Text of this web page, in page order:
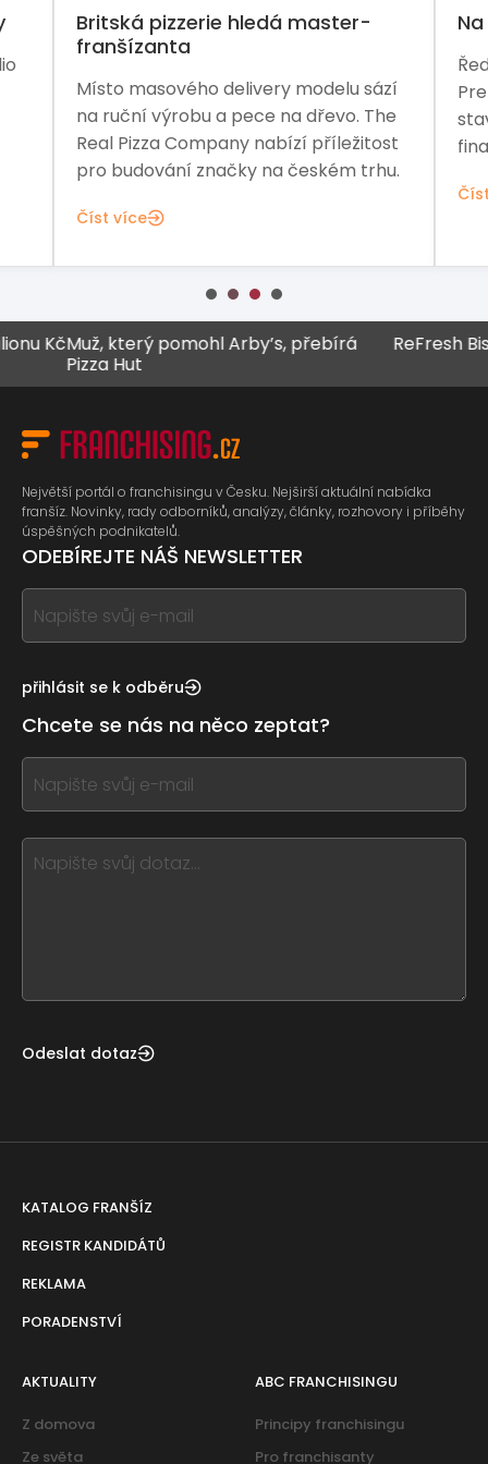
Britská pizzerie hledá master-
franšízanta
Místo masového delivery modelu sází
na ruční výrobu a pece na dřevo. The
Real Pizza Company nabízí příležitost
pro budování značky na českém trhu.
Číst více
který pomohl Arby’s, přebírá
Hut
ReFresh Bistro za
Největší portál o franchisingu v Česku. Nejširší aktuální nabídka
franšíz. Novinky, rady odborníků, analýzy, články, rozhovory i příběhy
úspěšných podnikatelů.
ODEBÍREJTE NÁŠ NEWSLETTER
If
you
this,
this
form
field
blank
přihlásit se k odběru
Chcete se nás na něco zeptat?
If
you
this,
leave
Odeslat dotaz
KATALOG FRANŠÍZ
REGISTR KANDIDÁTŮ
REKLAMA
PORADENSTVÍ
AKTUALITY
Z domova
Ze světa
ABC FRANCHISINGU
Principy franchisingu
Pro franchisanty